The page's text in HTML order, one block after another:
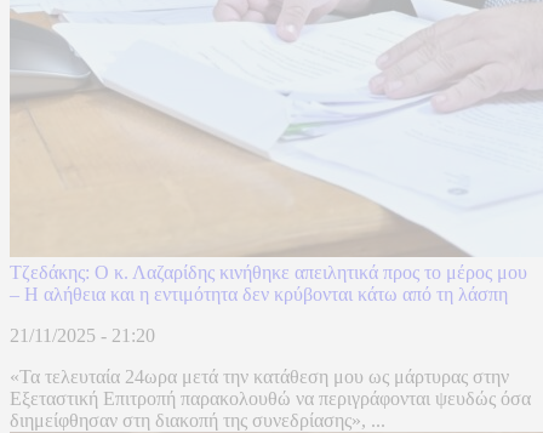
Τζεδάκης: Ο κ. Λαζαρίδης κινήθηκε απειλητικά προς το μέρος μου
– Η αλήθεια και η εντιμότητα δεν κρύβονται κάτω από τη λάσπη
21/11/2025 - 21:20
«Τα τελευταία 24ωρα μετά την κατάθεση μου ως μάρτυρας στην
Εξεταστική Επιτροπή παρακολουθώ να περιγράφονται ψευδώς όσα
διημείφθησαν στη διακοπή της συνεδρίασης», ...